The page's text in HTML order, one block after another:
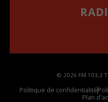
© 2026 FM 103,3
Politique de confidentialité
Plan